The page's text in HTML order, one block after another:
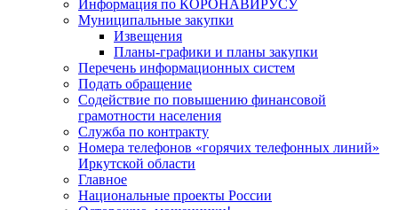
Информация по КОРОНАВИРУСУ
Муниципальные закупки
Извещения
Планы-графики и планы закупки
Перечень информационных систем
Подать обращение
Содействие по повышению финансовой
грамотности населения
Служба по контракту
Номера телефонов «горячих телефонных линий»
Иркутской области
Главное
Национальные проекты России